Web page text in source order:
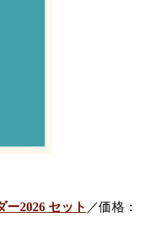
2026 セット ／価格：